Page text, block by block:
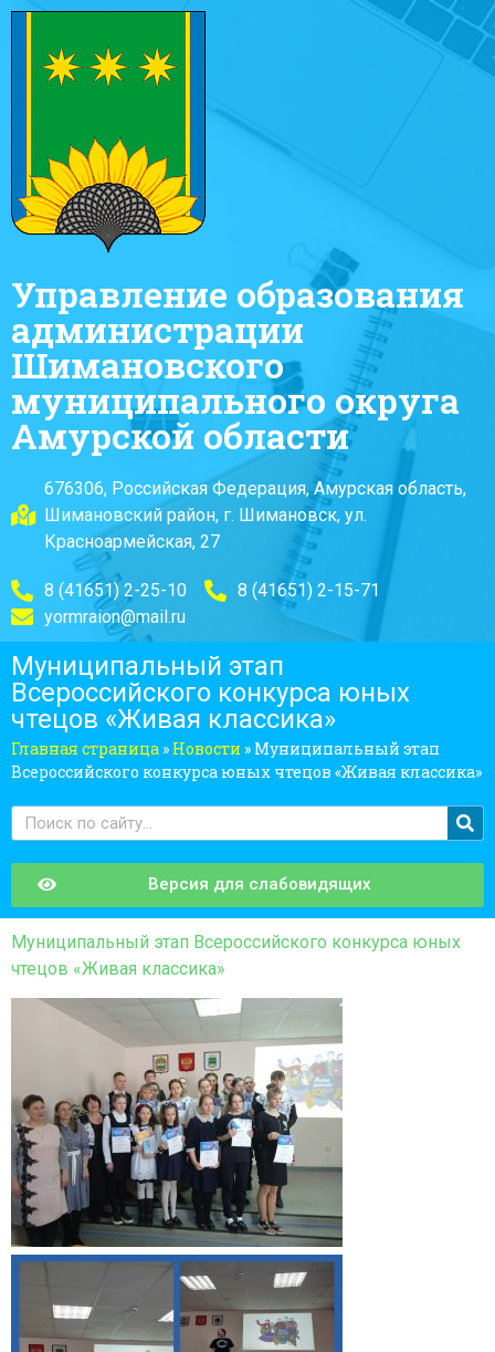
Управление образования
администрации
Шимановского
муниципального округа
Амурской области
676306, Российская Федерация, Амурская область,
Шимановский район, г. Шимановск, ул.
Красноармейская, 27
8 (41651) 2-25-10
8 (41651) 2-15-71
yormraion@mail.ru
Муниципальный этап
Всероссийского конкурса юных
чтецов «Живая классика»
Главная страница » Новости » Муниципальный этап
Всероссийского конкурса юных чтецов «Живая классика»
Версия для слабовидящих
Муниципальный этап Всероссийского конкурса юных
чтецов «Живая классика»